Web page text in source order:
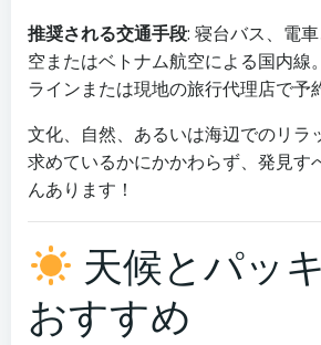
推奨される交通手段: 寝台バス、電
空またはベトナム航空による国内線
ラインまたは現地の旅行代理店で予
文化、自然、あるいは海辺でのリラ
求めているかにかかわらず、発見す
んあります！
天候とパッ
おすすめ